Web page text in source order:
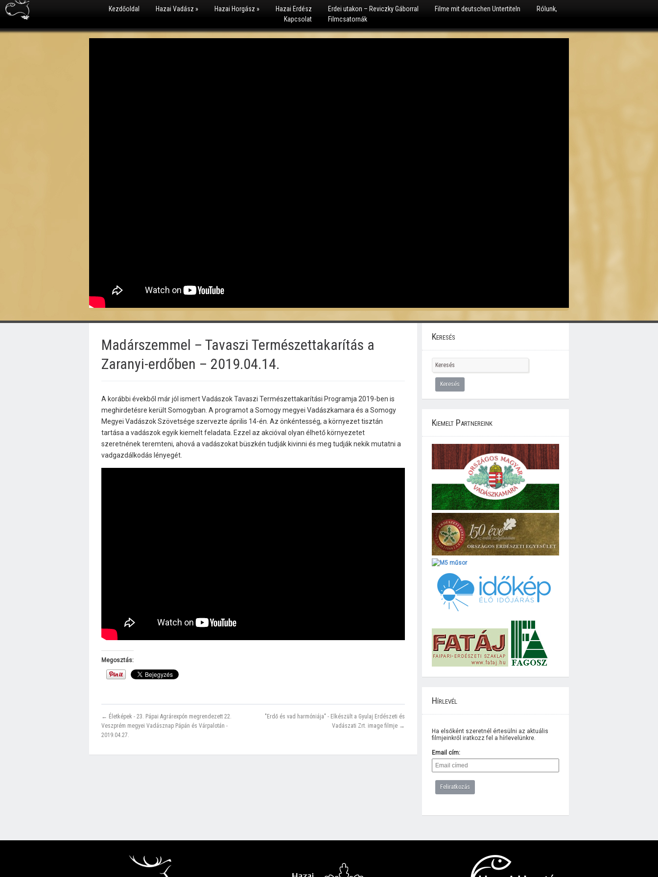
Kezdőoldal Hazai Vadász » Hazai Horgász » Hazai Erdész Erdei utakon – Reviczky Gáborral Filme mit deutschen Untertiteln
Rólunk,
Kapcsolat
Filmcsatornák
Madárszemmel – Tavaszi Természettakarítás a
Zaranyi-erdőben – 2019.04.14.
A korábbi évekből már jól ismert Vadászok Tavaszi Természettakarítási Programja 2019-ben is
meghirdetésre került Somogyban. A programot a Somogy megyei Vadászkamara és a Somogy
Megyei Vadászok Szövetsége szervezte április 14-én. Az önkéntesség, a környezet tisztán
tartása a vadászok egyik kiemelt feladata. Ezzel az akcióval olyan élhető környezetet
szeretnének teremteni, ahová a vadászokat büszkén tudják kivinni és meg tudják nekik mutatni a
vadgazdálkodás lényegét.
Megosztás:
← Életképek - 23. Pápai Agrárexpón megrendezett 22.
Veszprém megyei Vadásznap Pápán és Várpalotán -
2019.04.27.
"Erdő és vad harmóniája" - Elkészült a Gyulaj Erdészeti és
Vadászati Zrt. image filmje →
Keresés
Kiemelt Partnereink
Hírlevél
Ha elsőként szeretnél értesülni az aktuális
filmjeinkről iratkozz fel a hírlevelünkre.
Email cím: